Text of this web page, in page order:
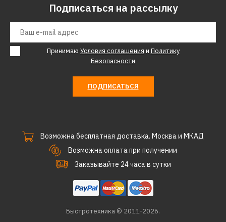
КУПИТЬ
Тепловентилятор
ELECTROLUX Prime EFH/C-
КУПИТЬ
ДОБАВИТЬ К СРАВНЕНИЮ
Подписаться на рассылку
Принимаю Условия соглашения и Политику
Безопасности
ПОДПИСАТЬСЯ
Возможна бесплатная доставка. Москва и МКАД
Возможна оплата при получении
Заказывайте 24 часа в сутки
Быстротехника © 2011-2026.